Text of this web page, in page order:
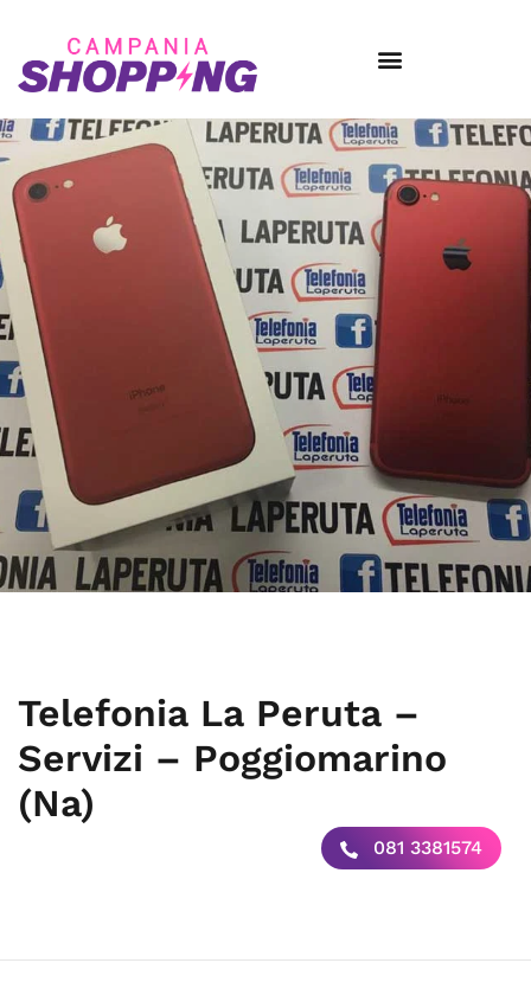
Telefonia La Peruta –
Servizi – Poggiomarino
(Na)
081 3381574